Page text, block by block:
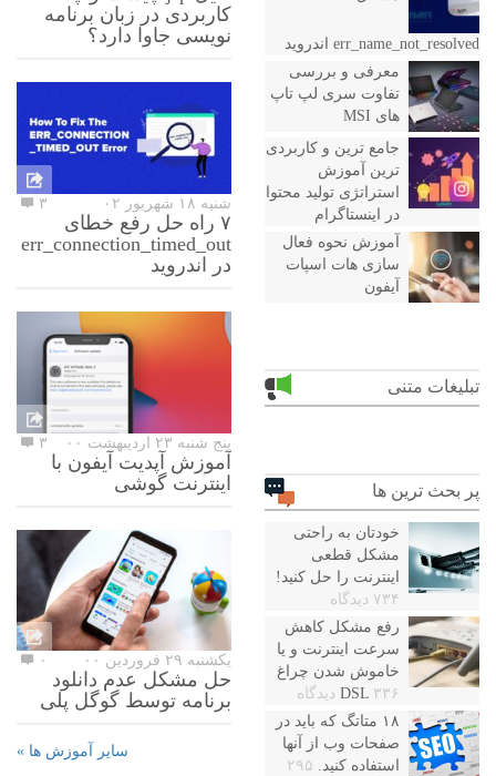
err_name_not_resolved اندروید
معرفی و بررسی
تفاوت سری لپ تاپ
های MSI
جامع ترین و کاربردی
ترین آموزش
استراتژی تولید محتوا
در اینستاگرام
آموزش نحوه فعال
سازی هات اسپات
آیفون
تبلیغات متنی
پر بحث ترین ها
خودتان به راحتی
مشکل قطعی
اینترنت را حل کنید!
۷۳۴ دیدگاه
رفع مشکل کاهش
سرعت اینترنت و یا
خاموش شدن چراغ
DSL ۳۳۶ دیدگاه
۱۸ متاتگ که باید در
صفحات وب از آنها
استفاده کنید. ۲۹۵
کاربردی در زبان برنامه
نویسی جاوا دارد؟
شنبه ۱۸ شهریور ۰۲ ۳
۷ راه حل رفع خطای
err_connection_timed_out
در اندروید
پنج شنبه ۲۳ اردیبهشت ۰۰ ۳
آموزش آپدیت آیفون با
اینترنت گوشی
یکشنبه ۲۹ فروردین ۰۰ ۰
حل مشکل عدم دانلود
برنامه توسط گوگل پلی
سایر آموزش ها »